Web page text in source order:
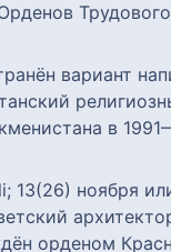
вариант
в
13(26) ноября
орденом